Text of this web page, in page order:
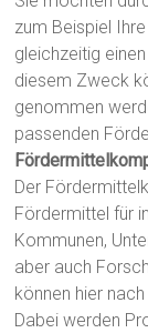
zum Beispiel
gleichzeitig
diesem Zweck
genommen
passenden
Der
Fördermittel für
Kommunen,
aber auch
können hier
Dabei werden